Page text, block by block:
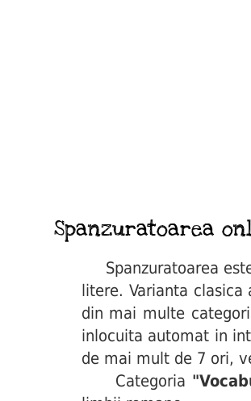
Spanzuratoarea
Spanzuratoarea
litere. Varianta
din mai multe
inlocuita automat in
de mai mult de 7 ori,
Categoria